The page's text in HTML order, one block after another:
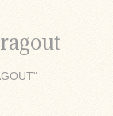
ragout